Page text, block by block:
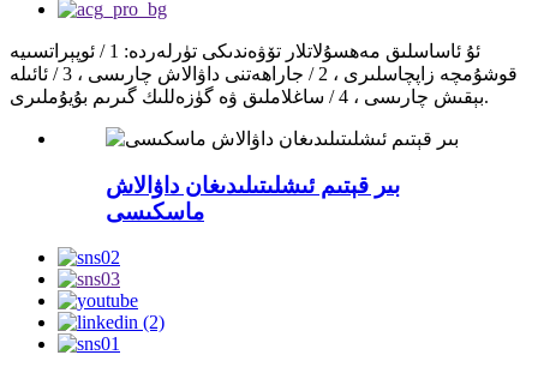
ئۇ ئاساسلىق مەھسۇلاتلار تۆۋەندىكى تۈرلەردە: 1 / ئوپېراتسىيە
قوشۇمچە زاپچاسلىرى ، 2 / جاراھەتنى داۋالاش چارىسى ، 3 / ئائىلە
بېقىش چارىسى ، 4 / ساغلاملىق ۋە گۈزەللىك گىرىم بۇيۇملىرى.
بىر قېتىم ئىشلىتىلىدىغان داۋالاش
ماسكىسى